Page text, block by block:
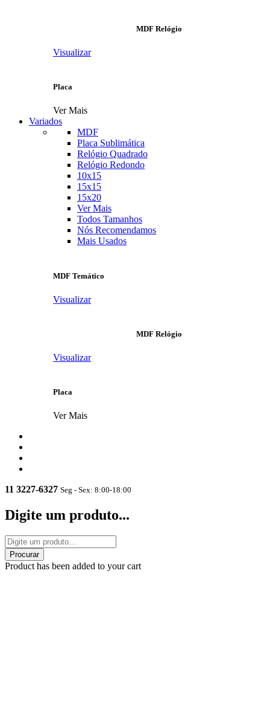
MDF Relógio
Visualizar
Placa
Ver Mais
Variados
MDF
Placa Sublimática
Relógio Quadrado
Relógio Redondo
10x15
15x15
15x20
Ver Mais
Todos Tamanhos
Nós Recomendamos
Mais Usados
MDF Temático
Visualizar
MDF Relógio
Visualizar
Placa
Ver Mais
11 3227-6327 Seg - Sex: 8:00-18:00
Digite um produto...
Product has been added to your cart